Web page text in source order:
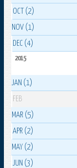
OCT (2)
NOV (1)
DEC (4)
2015
JAN (1)
FEB
MAR (5)
APR (2)
MAY (2)
JUN (3)